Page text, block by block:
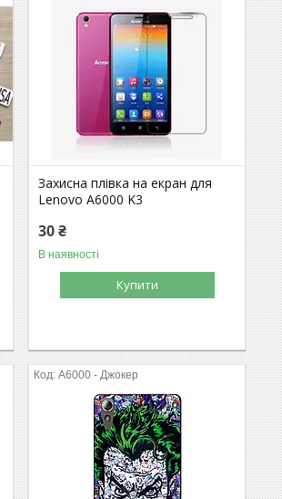
Захисна плівка на екран для
Lenovo A6000 K3
30 ₴
В наявності
Купити
A6000 - Джокер